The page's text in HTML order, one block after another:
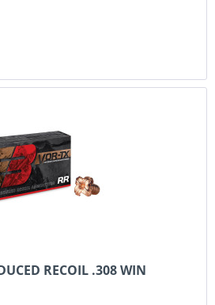
RECOIL .308 WIN